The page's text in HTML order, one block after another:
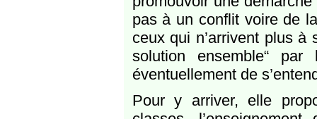
pas à un conflit voire de
ceux qui n’arrivent plus à
solution ensemble“ par
éventuellement de
Pour y arriver, elle